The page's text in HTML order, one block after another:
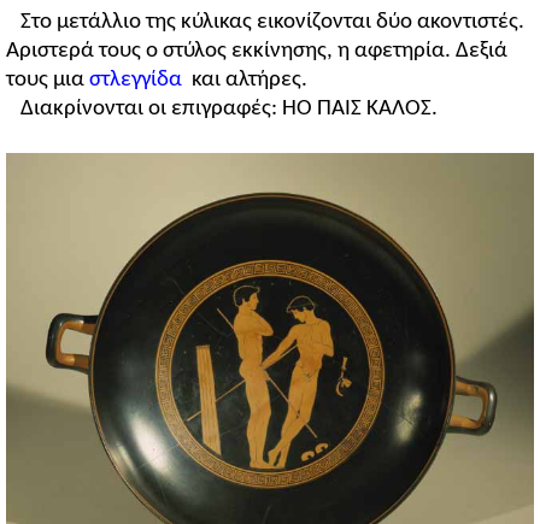
Στο μετάλλιο της κύλικας εικονίζονται δύο ακοντιστές.
Αριστερά τους ο στύλος εκκίνησης, η αφετηρία. Δεξιά
τους μια στλεγγίδα και αλτήρες.
Διακρίνονται οι επιγραφές: ΗΟ ΠΑΙΣ ΚΑΛΟΣ.